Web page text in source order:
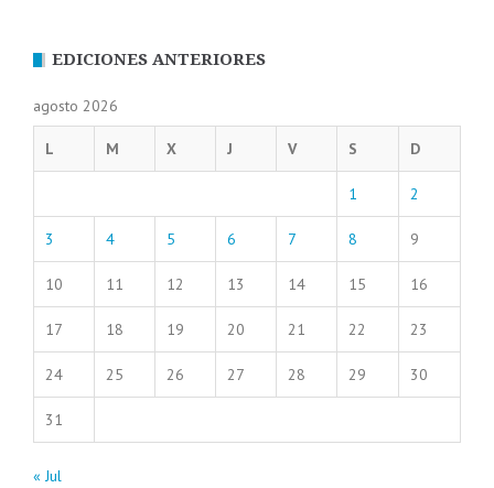
EDICIONES ANTERIORES
agosto 2026
L M X J V S D
1 2
3 4 5 6 7 8 9
10 11 12 13 14 15 16
17 18 19 20 21 22 23
24 25 26 27 28 29 30
31
« Jul